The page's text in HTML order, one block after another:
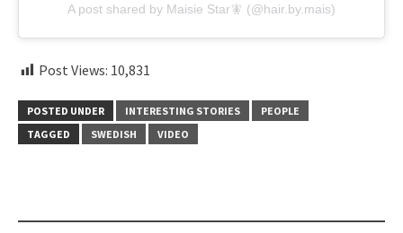
A post shared by Maisie Star🧚 (@hair.by.mais)
Post Views: 10,831
POSTED UNDER INTERESTING STORIES
PEOPLE
TAGGED
SWEDISH VIDEO